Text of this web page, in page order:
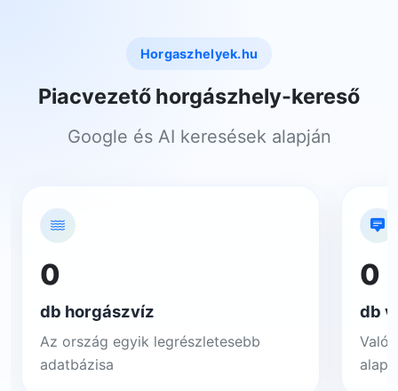
Horgaszhelyek.hu
Piacvezető horgászhely-kereső
Google és AI keresések alapján
0
db horgászvíz
Az ország egyik legrészletesebb
adatbázisa
0
db